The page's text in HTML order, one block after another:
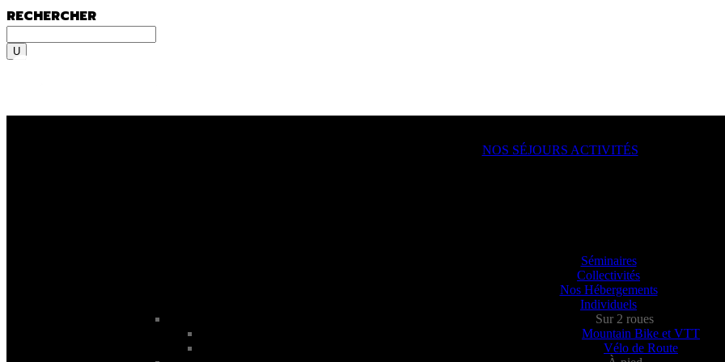
RECHERCHER
NOS SÉJOURS ACTIVITÉS
Séminaires
Collectivités
Nos Hébergements
Individuels
Sur 2 roues
Mountain Bike et VTT
Vélo de Route